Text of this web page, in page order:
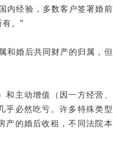
内经验，多数客户签署婚前
。”
和婚后共同财产的归属，但
主动增值（因一方经营、
乎必然吃亏。许多特殊类型
产的婚后收租，不同法院本